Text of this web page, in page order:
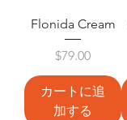
Flonida Cream
価格
$79.00
カートに追
加する